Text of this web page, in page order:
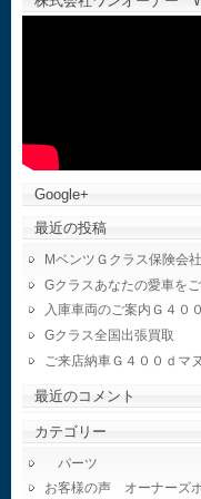
Google+
最近の投稿
MベンツＧクラス保険会
Gクラスあなたの愛車を
入庫車両のご案内Ｇ４０
Gクラス全国出張買取
ご来店納車Ｇ４００ｄマ
最近のコメント
カテゴリー
パーツ
お客様の声 オーナーズ